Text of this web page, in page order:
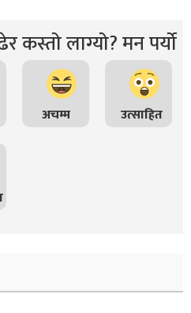
कस्तो लाग्यो? मन पर्यो
अचम्म उत्साहित